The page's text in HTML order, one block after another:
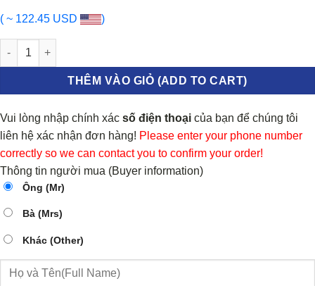
( ~ 122.45 USD )
BA ĐỜ SỐC TRƯỚC HYUNDAI VERNA 2006-2010 | 865111E500
THÊM VÀO GIỎ (ADD TO CART)
Vui lòng nhập chính xác số điện thoại của bạn để chúng tôi
liên hệ xác nhận đơn hàng! Please enter your phone number
correctly so we can contact you to confirm your order!
Thông tin người mua (Buyer information)
Ông (Mr)
Bà (Mrs)
Khác (Other)